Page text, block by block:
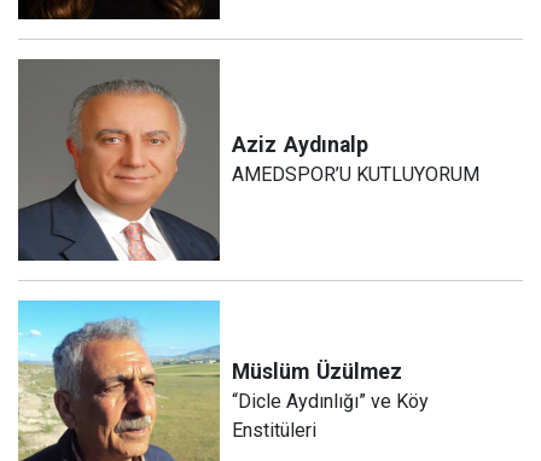
Aziz Aydınalp
AMEDSPOR’U KUTLUYORUM
Müslüm Üzülmez
“Dicle Aydınlığı” ve Köy
Enstitüleri